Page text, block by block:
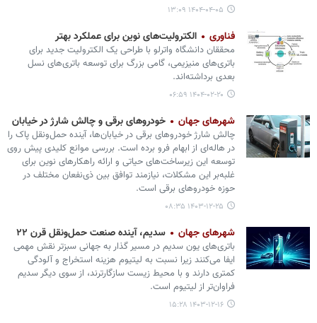
۱۴۰۴-۰۴-۰۵ ۱۳:۰۹
فناوری الکترولیت‌های نوین برای عملکرد بهتر
محققان دانشگاه واترلو با طراحی یک الکترولیت جدید برای
باتری‌های منیزیمی، گامی بزرگ برای توسعه باتری‌های نسل
بعدی برداشته‌اند.
۱۴۰۴-۰۲-۲۰ ۰۶:۵۹
شهرهای جهان خودروهای برقی و چالش شارژ در خیابان
چالش شارژ خودروهای برقی در خیابان‌ها، آینده‌ حمل‌ونقل پاک را
در هاله‌ای از ابهام فرو برده است. بررسی موانع کلیدی پیش روی
توسعه‌ این زیرساخت‌های حیاتی و ارائه راهکارهای نوین برای
غلبه‌بر این مشکلات، نیازمند توافق بین ذی‌نفعان مختلف در
حوزه‌ خودروهای برقی است.
۱۴۰۳-۱۲-۲۵ ۰۸:۳۵
شهرهای جهان سدیم، آینده صنعت حمل‌ونقل قرن ۲۲
باتری‌های یون سدیم در مسیر گذار به جهانی سبزتر نقش مهمی
ایفا می‌کنند زیرا نسبت به لیتیوم هزینه استخراج و آلودگی
کمتری دارند و با محیط زیست سازگارترند، از سوی دیگر سدیم
فراوان‌تر از لیتیوم است.
۱۴۰۳-۱۲-۱۶ ۱۵:۲۸